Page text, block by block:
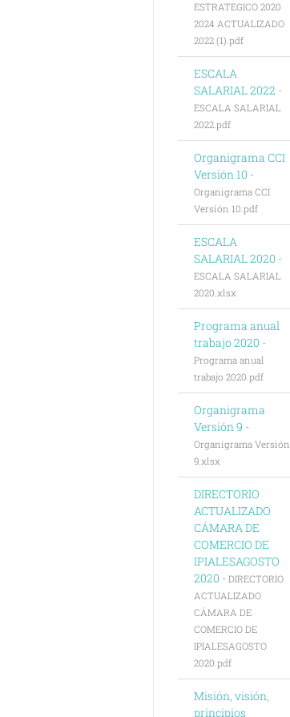
ESTRATEGICO 2020
2024 ACTUALIZADO
2022 (1).pdf
ESCALA
SALARIAL 2022 -
ESCALA SALARIAL
2022.pdf
Organigrama CCI
Versión 10 -
Organigrama CCI
Versión 10.pdf
ESCALA
SALARIAL 2020 -
ESCALA SALARIAL
2020.xlsx
Programa anual
trabajo 2020 -
Programa anual
trabajo 2020.pdf
Organigrama
Versión 9 -
Organigrama Versión
9.xlsx
DIRECTORIO
ACTUALIZADO
CÁMARA DE
COMERCIO DE
IPIALESAGOSTO
2020 - DIRECTORIO
ACTUALIZADO
CÁMARA DE
COMERCIO DE
IPIALESAGOSTO
2020.pdf
Misión, visión,
principios